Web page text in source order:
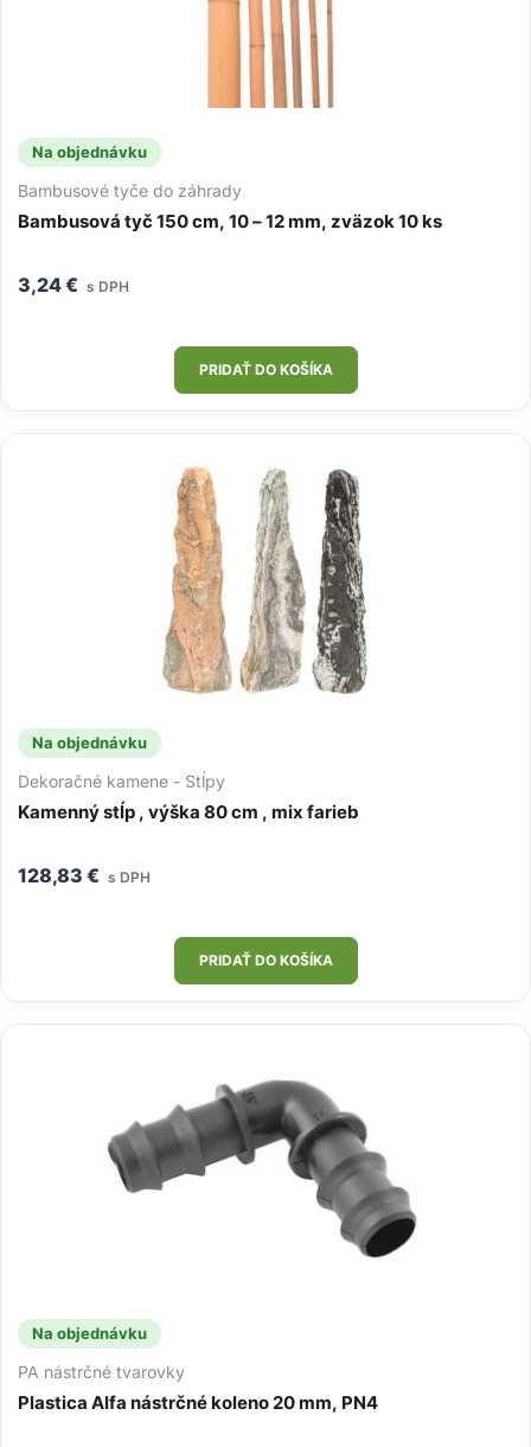
Na objednávku
Bambusové tyče do záhrady
Bambusová tyč 150 cm, 10 – 12 mm, zväzok 10 ks
3,24€ s DPH
PRIDAŤ DO KOŠÍKA
Na objednávku
Dekoračné kamene - Stĺpy
Kamenný stĺp , výška 80 cm , mix farieb
128,83 € s DPH
PRIDAŤ DO KOŠÍKA
Na objednávku
PA nástrčné tvarovky
Plastica Alfa nástrčné koleno 20 mm, PN4